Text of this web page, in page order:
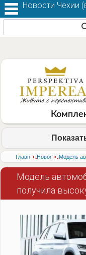
Главная›
Новости›
Модель
получила
Новости Чехии (